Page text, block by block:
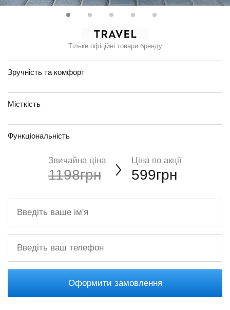
Тільки офіційні товари бренду
Зручність та комфорт
Місткість
Функціональність
Звичайна ціна
1198грн
Ціна по акції
599грн
Оформити замовлення